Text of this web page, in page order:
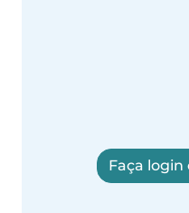
Faça login